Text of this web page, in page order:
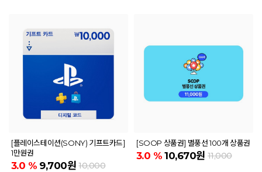
[플레이스테이션(SONY) 기프트카드]
1만원권
3.0 % 9,700원 10,000
[SOOP 상품권] 별풍선 100개 상품권
3.0 % 10,670원 11,000